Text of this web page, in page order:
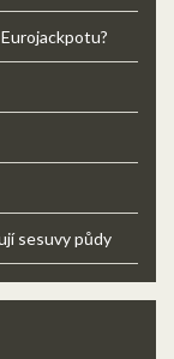
sesuvy půdy